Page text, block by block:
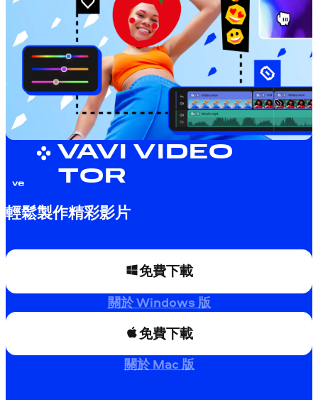
MOVAVI VIDEO
EDITOR
輕鬆製作精彩影片
免費下載
關於 Windows 版
免費下載
關於 Mac 版